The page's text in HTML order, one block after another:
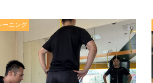
ーニング